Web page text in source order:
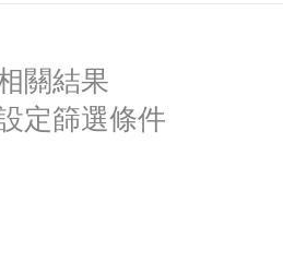
關結果
定篩選條件